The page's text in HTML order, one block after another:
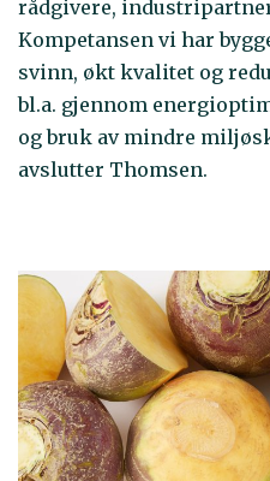
rådgivere,
Kompetansen vi har
svinn, økt kvalitet og
bl.a. gjennom
og bruk av mindre
avslutter Thomsen.